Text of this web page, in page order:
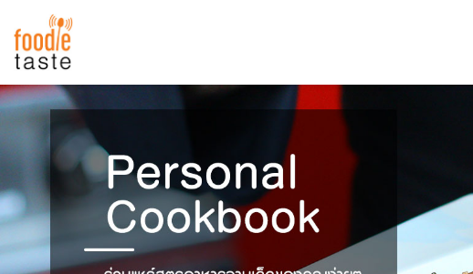
สูตรอาหาร
สูตรอาหารล่าสุด
Top Foodie
พาไปชิม
สารพันก้นครัว
เคล็ดลับน่ารู้